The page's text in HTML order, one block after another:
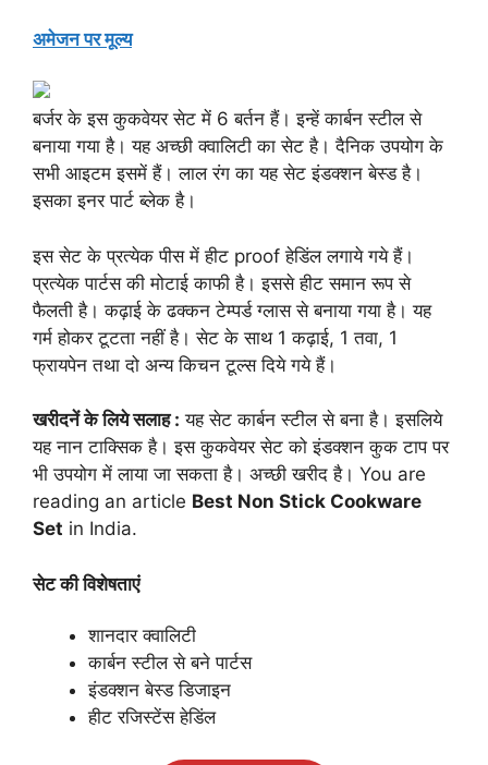
अमेजन पर मूल्य
बर्जर के इस कुकवेयर सेट में 6 बर्तन हैं। इन्हें कार्बन स्टील से
बनाया गया है। यह अच्छी क्वालिटी का सेट है। दैनिक उपयोग के
सभी आइटम इसमें हैं। लाल रंग का यह सेट इंडक्शन बेस्ड है।
इसका इनर पार्ट ब्लेक है।
इस सेट के प्रत्येक पीस में हीट proof हेडिंल लगाये गये हैं।
प्रत्येक पार्टस की मोटाई काफी है। इससे हीट समान रूप से
फैलती है। कढ़ाई के ढक्कन टेम्पर्ड ग्लास से बनाया गया है। यह
गर्म होकर टूटता नहीं है। सेट के साथ 1 कढ़ाई, 1 तवा, 1
फ्रायपेन तथा दो अन्य किचन टूल्स दिये गये हैं।
खरीदनें के लिये सलाह : यह सेट कार्बन स्टील से बना है। इसलिये
यह नान टाक्सिक है। इस कुकवेयर सेट को इंडक्शन कुक टाप पर
भी उपयोग में लाया जा सकता है। अच्छी खरीद है। You are
reading an article Best Non Stick Cookware
Set in India.
सेट की विशेषताएं
शानदार क्वालिटी
कार्बन स्टील से बने पार्टस
इंडक्शन बेस्ड डिजाइन
हीट रजिस्टेंस हेडिंल